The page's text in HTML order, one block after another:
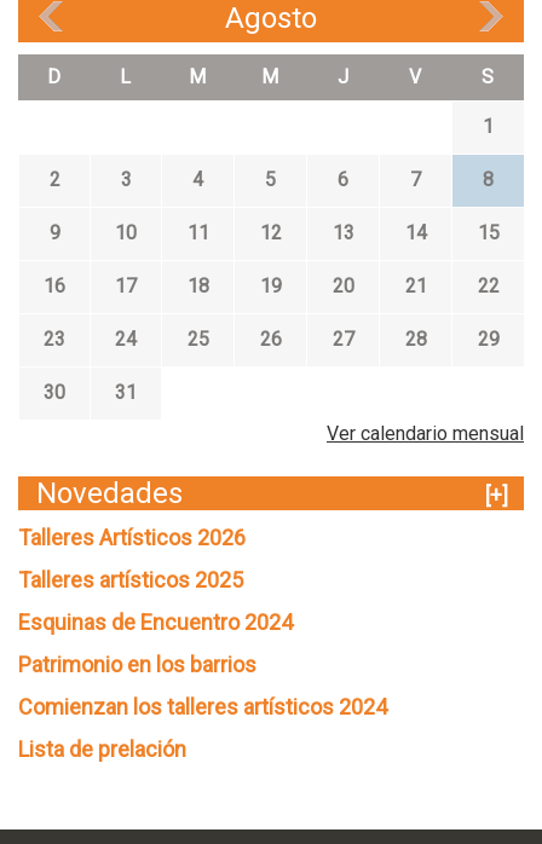
Agosto
D L M M J V S
1
2 3 4 5 6 7 8
9 10 11 12 13 14 15
16 17 18 19 20 21 22
23 24 25 26 27 28 29
30
31
Ver calendario mensual
Novedades
[+]
Talleres Artísticos 2026
Talleres artísticos 2025
Esquinas de Encuentro 2024
Patrimonio en los barrios
Comienzan los talleres artísticos 2024
Lista de prelación